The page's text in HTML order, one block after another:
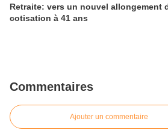
Retraite: vers un nouvel allongement
cotisation à 41 ans
Commentaires
Ajouter un commentaire